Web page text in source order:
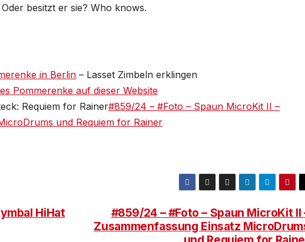
besitzt er sie? Who knows.
in Berlin – Lasset Zimbeln erklingen
Pommerenke auf dieser Website
Requiem for Rainer#859/24 – #Foto – Spaun MicroKit II –
und Requiem for Rainer
#859/24 – #Foto – Spaun MicroKit II
Zusammenfassung Einsatz
HiHat